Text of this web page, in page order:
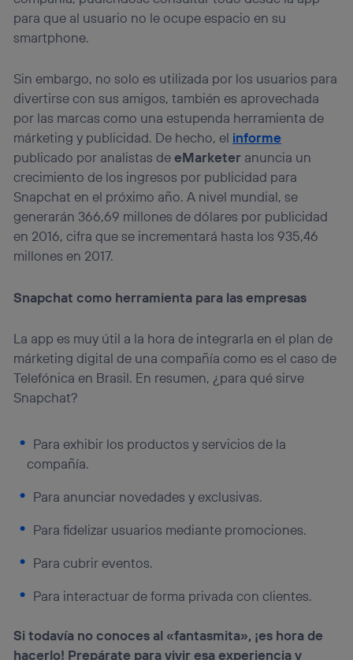
para que al usuario no le ocupe espacio en su
smartphone.
Sin embargo, no solo es utilizada por los usuarios para
divertirse con sus amigos, también es aprovechada
por las marcas como una estupenda herramienta de
márketing y publicidad. De hecho, el informe
publicado por analistas deeMarketer anuncia un
crecimiento de los ingresos por publicidad para
Snapchat en el próximo año. A nivel mundial, se
generarán 366,69 millones de dólares por publicidad
en 2016, cifra que se incrementará hasta los 935,46
millones en 2017.
Snapchat como herramienta para las empresas
La app es muy útil a la hora de integrarla en el plan de
márketing digital de una compañía como es el caso de
Telefónica en Brasil. En resumen, ¿para qué sirve
Snapchat?
Para exhibir los productos y servicios de la
compañía.
Para anunciar novedades y exclusivas.
Para fidelizar usuarios mediante promociones.
Para cubrir eventos.
Para interactuar de forma privada con clientes.
Si todavía no conoces al «fantasmita», ¡es hora de
hacerlo! Prepárate para vivir esa experiencia y